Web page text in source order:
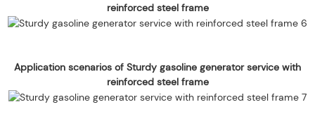
reinforced steel frame
Application scenarios of Sturdy gasoline generator service with
reinforced steel frame